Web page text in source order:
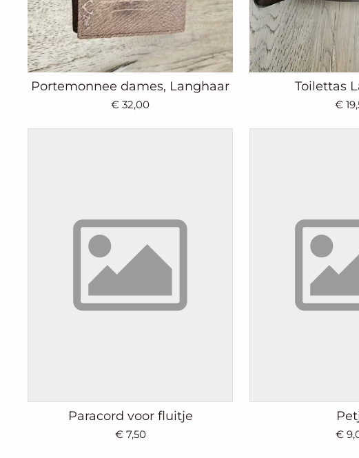
Portemonnee dames, Langhaar
€ 32,00
Toilettas
€
Paracord voor fluitje
€ 7,50 €